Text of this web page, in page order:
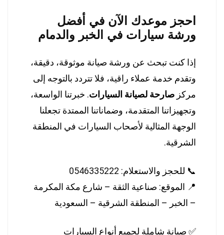
احجز موعدك الآن في أفضل
ورشة سيارات في الخبر والدمام
إذا كنت تبحث عن ورشة صيانة موثوقة، دقيقة،
وتقدم خدمة عملاء راقية، فلا تتردد بالتوجه إلى
مركز صارحة لصيانة السيارات. خبرتنا الواسعة،
وتجهيزاتنا المتقدمة، وضماناتنا الممتدة تجعلنا
الوجهة المثالية لأصحاب السيارات في المنطقة
الشرقية.
📞 للحجز والاستعلام: 0546335222
📍 الموقع: صناعية الثقة – شارع مكة المكرمة
– الخبر – المنطقة الشرقية – السعودية
✅ صيانة شاملة لجميع أنواع السيارات